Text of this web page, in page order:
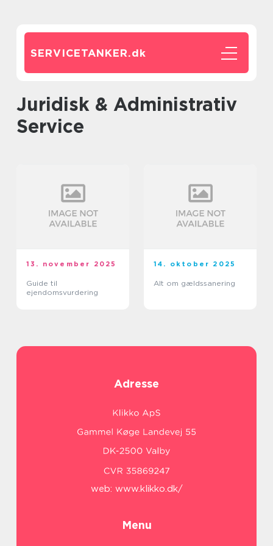
SERVICETANKER.dk
Juridisk & Administrativ
Service
13. november 2025
Guide til
ejendomsvurdering
14. oktober 2025
Alt om gældssanering
Adresse
web: www.klikko.dk/
Menu